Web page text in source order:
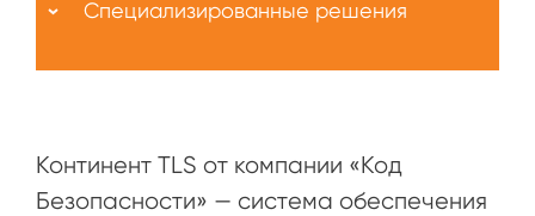
Континент TLS от компании «Код
Безопасности» — система обеспечения
Специализированные решения